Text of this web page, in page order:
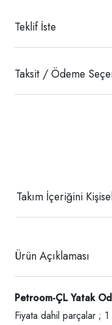
Teklif İste
Taksit / Ödeme
Takım İçeriğini
Ürün Açıklaması
Petroom-ÇL Yatak
Fiyata dahil parçalar ;